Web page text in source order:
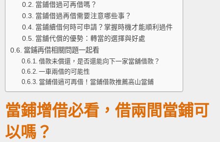
當鋪借過可再借嗎？
當鋪借過再借需要注意哪些事？
當鋪續借何時可申請？掌握時機才能順利過件
當舖代償的優勢：轉當的選擇與好處
當鋪再借相關問題一起看
借款未償還，是否還能向下一家當舖借款？
一車兩借的可能性
當鋪借過可再借！當鋪借款推薦高山當鋪
當鋪增借必看，借兩間當鋪可
以嗎？